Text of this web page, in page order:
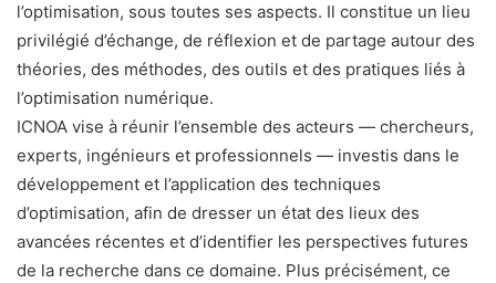
l’optimisation, sous toutes ses aspects. Il constitue un lieu
privilégié d’échange, de réflexion et de partage autour des
théories, des méthodes, des outils et des pratiques liés à
l’optimisation numérique.
ICNOA vise à réunir l’ensemble des acteurs — chercheurs,
experts, ingénieurs et professionnels — investis dans le
développement et l’application des techniques
d’optimisation, afin de dresser un état des lieux des
avancées récentes et d’identifier les perspectives futures
de la recherche dans ce domaine. Plus précisément, ce